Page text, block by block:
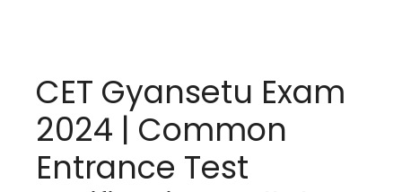
CET Gyansetu Exam
2024 | Common
Entrance Test